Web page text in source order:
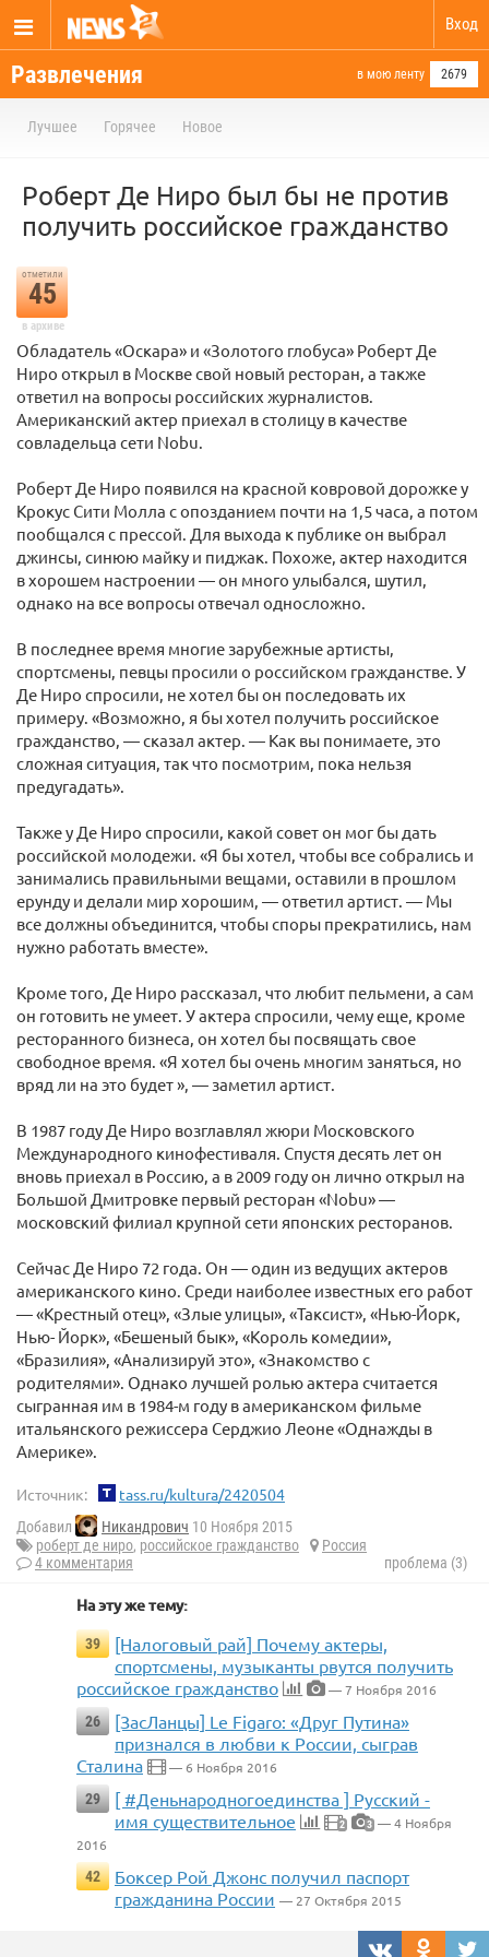
Вход
Развлечения в мою ленту 2679
Лучшее Горячее Новое
Роберт Де Ниро был бы не против
получить российское гражданство
отметили
45
в архиве
Обладатель «Оскара» и «Золотого глобуса» Роберт Де
Ниро открыл в Москве свой новый ресторан, а также
ответил на вопросы российских журналистов.
Американский актер приехал в столицу в качестве
совладельца сети Nobu.
Роберт Де Ниро появился на красной ковровой дорожке у
Крокус Сити Молла с опозданием почти на 1,5 часа, а потом
пообщался с прессой. Для выхода к публике он выбрал
джинсы, синюю майку и пиджак. Похоже, актер находится
в хорошем настроении — он много улыбался, шутил,
однако на все вопросы отвечал односложно.
В последнее время многие зарубежные артисты,
спортсмены, певцы просили о российском гражданстве. У
Де Ниро спросили, не хотел бы он последовать их
примеру. «Возможно, я бы хотел получить российское
гражданство, — сказал актер. — Как вы понимаете, это
сложная ситуация, так что посмотрим, пока нельзя
предугадать».
Также у Де Ниро спросили, какой совет он мог бы дать
российской молодежи. «Я бы хотел, чтобы все собрались и
занимались правильными вещами, оставили в прошлом
ерунду и делали мир хорошим, — ответил артист. — Мы
все должны объединится, чтобы споры прекратились, нам
нужно работать вместе».
Кроме того, Де Ниро рассказал, что любит пельмени, а сам
он готовить не умеет. У актера спросили, чему еще, кроме
ресторанного бизнеса, он хотел бы посвящать свое
свободное время. «Я хотел бы очень многим заняться, но
вряд ли на это будет », — заметил артист.
В 1987 году Де Ниро возглавлял жюри Московского
Международного кинофестиваля. Спустя десять лет он
вновь приехал в Россию, а в 2009 году он лично открыл на
Большой Дмитровке первый ресторан «Nobu» —
московский филиал крупной сети японских ресторанов.
Сейчас Де Ниро 72 года. Он — один из ведущих актеров
американского кино. Среди наиболее известных его работ
— «Крестный отец», «Злые улицы», «Таксист», «Нью-Йорк,
Нью- Йорк», «Бешеный бык», «Король комедии»,
«Бразилия», «Анализируй это», «Знакомство с
родителями». Однако лучшей ролью актера считается
сыгранная им в 1984-м году в американском фильме
итальянского режиссера Серджио Леоне «Однажды в
Америке».
Источник: tass.ru/kultura/2420504
Добавил Никандрович 10 Ноября 2015
роберт де ниро, российское гражданство
Россия
4 комментария
проблема (3)
На эту же тему:
39
[Налоговый рай] Почему актеры,
спортсмены, музыканты рвутся получить
российское гражданство
— 7 Ноября 2016
26
[ЗасЛанцы] Le Figaro: «Друг Путина»
признался в любви к России, сыграв
Сталина
— 6 Ноября 2016
29
[ #Деньнародногоединства ] Русский -
имя существительное
2 3 — 4 Ноября
2016
42
Боксер Рой Джонс получил паспорт
гражданина России — 27 Октября 2015